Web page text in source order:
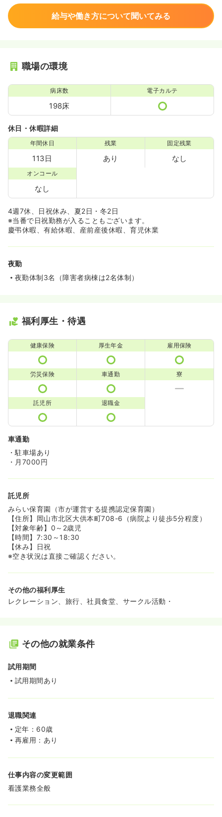
給与や働き方について聞いてみる
職場の環境
病床数
198床
電子カルテ
休日・休暇詳細
年間休日
113日
残業
あり
固定残業
なし
オンコール
なし
4週7休、日祝休み、夏2日・冬2日
※当番で日祝勤務が入ることもございます。
慶弔休暇、有給休暇、産前産後休暇、育児休業
夜勤
夜勤体制3名（障害者病棟は2名体制）
福利厚生・待遇
健康保険 厚生年金 雇用保険
労災保険 車通勤 寮
託児所 退職金
車通勤
・駐車場あり
・月7000円
託児所
みらい保育園（市が運営する提携認定保育園）
【住所】岡山市北区大供本町708-6（病院より徒歩5分程度）
【対象年齢】0～2歳児
【時間】7:30～18:30
【休み】日祝
※空き状況は直接ご確認ください。
その他の福利厚生
レクレーション、旅行、社員食堂、サークル活動・
その他の就業条件
試用期間
試用期間あり
退職関連
定年：60歳
再雇用：あり
仕事内容の変更範囲
看護業務全般